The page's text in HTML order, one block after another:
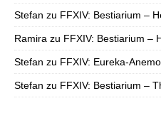
Stefan zu FFXIV: Bestiarium –
Ramira zu FFXIV: Bestiarium –
Stefan zu FFXIV: Eureka-
Stefan zu FFXIV: Bestiarium –